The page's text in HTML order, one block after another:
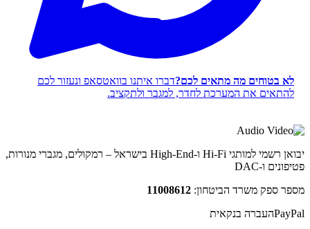
לא בטוחים מה מתאים לכם?דברו איתנו בוואטסאפ ונעזור לכם
להתאים את המערכת לחדר, למגבר ולתקציב.
יבואן רשמי למותגי Hi-Fi ו-High-End בישראל – רמקולים, מגברי מנורות,
פטיפונים ו-DAC
מספר ספק משרד הביטחון: 11008612
PayPalהעברה בנקאית